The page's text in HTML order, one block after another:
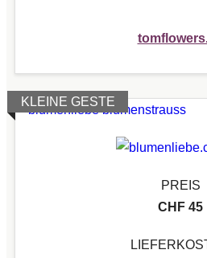
KLEINE GESTE
PREIS
CHF 45